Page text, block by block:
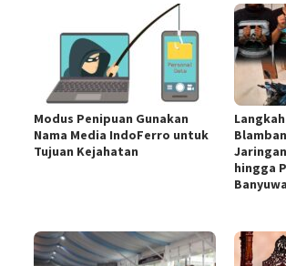
Modus Penipuan Gunakan
Nama Media IndoFerro untuk
Tujuan Kejahatan
hingga